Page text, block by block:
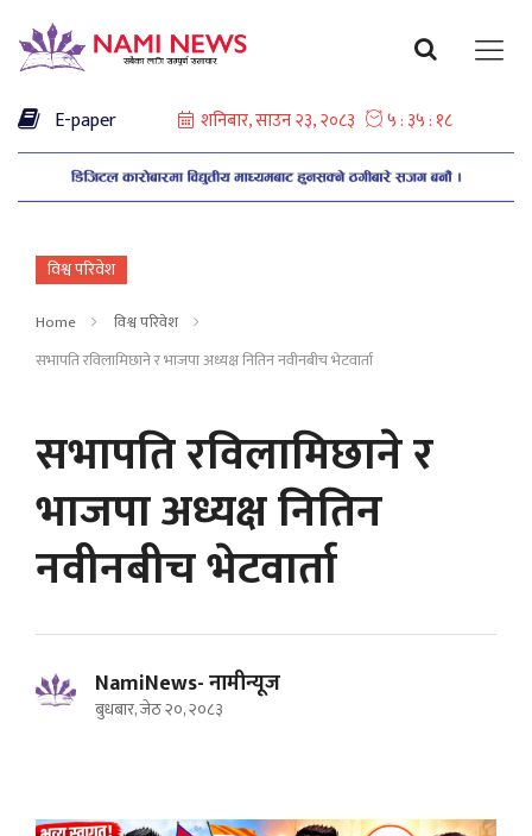
E-paper
विश्व परिवेश
Home
विश्व परिवेश
सभापति रविलामिछाने र भाजपा अध्यक्ष नितिन नवीनबीच भेटवार्ता
सभापति रविलामिछाने र
भाजपा अध्यक्ष नितिन
नवीनबीच भेटवार्ता
NamiNews- नामीन्यूज
बुधबार, जेठ २०, २०८३